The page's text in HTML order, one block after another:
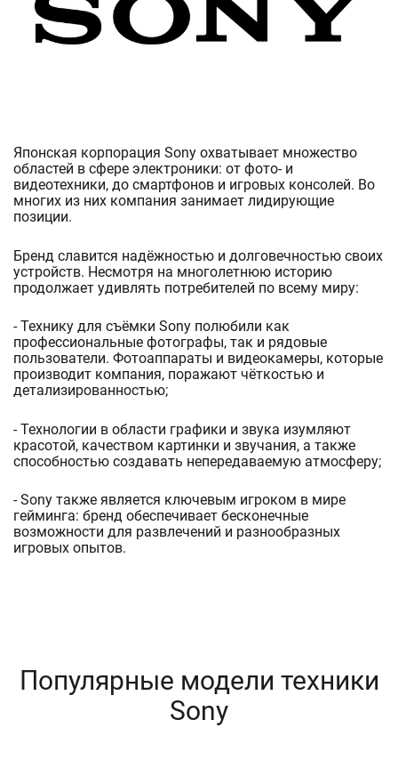
Японская корпорация Sony охватывает множество
областей в сфере электроники: от фото- и
видеотехники, до смартфонов и игровых консолей. Во
многих из них компания занимает лидирующие
позиции.
Бренд славится надёжностью и долговечностью своих
устройств. Несмотря на многолетнюю историю
продолжает удивлять потребителей по всему миру:
- Технику для съёмки Sony полюбили как
профессиональные фотографы, так и рядовые
пользователи. Фотоаппараты и видеокамеры, которые
производит компания, поражают чёткостью и
детализированностью;
- Технологии в области графики и звука изумляют
красотой, качеством картинки и звучания, а также
способностью создавать непередаваемую атмосферу;
- Sony также является ключевым игроком в мире
гейминга: бренд обеспечивает бесконечные
возможности для развлечений и разнообразных
игровых опытов.
Популярные модели техники
Sony